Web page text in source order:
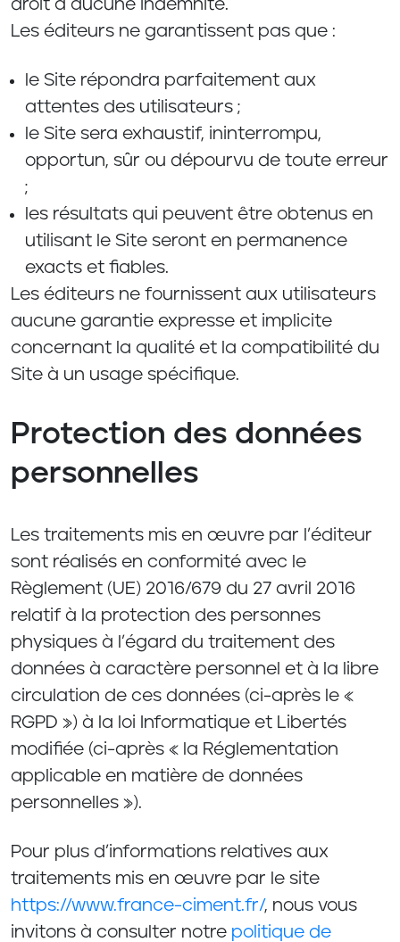
droit à aucune indemnité.
Les éditeurs ne garantissent pas que :
le Site répondra parfaitement aux
attentes des utilisateurs ;
le Site sera exhaustif, ininterrompu,
opportun, sûr ou dépourvu de toute erreur
;
les résultats qui peuvent être obtenus en
utilisant le Site seront en permanence
exacts et fiables.
Les éditeurs ne fournissent aux utilisateurs
aucune garantie expresse et implicite
concernant la qualité et la compatibilité du
Site à un usage spécifique.
Protection des données
personnelles
Les traitements mis en œuvre par l’éditeur
sont réalisés en conformité avec le
Règlement (UE) 2016/679 du 27 avril 2016
relatif à la protection des personnes
physiques à l’égard du traitement des
données à caractère personnel et à la libre
circulation de ces données (ci-après le «
RGPD ») à la loi Informatique et Libertés
modifiée (ci-après « la Réglementation
applicable en matière de données
personnelles »).
Pour plus d’informations relatives aux
traitements mis en œuvre par le site
https://www.france-ciment.fr/, nous vous
invitons à consulter notre politique de